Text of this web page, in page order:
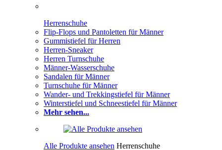
Herrenschuhe
Flip-Flops und Pantoletten für Männer
Gummistiefel für Herren
Herren-Sneaker
Herren Turnschuhe
Männer-Wasserschuhe
Sandalen für Männer
Turnschuhe für Männer
Wander- und Trekkingstiefel für Männer
Winterstiefel und Schneestiefel für Männer
Mehr sehen...
Alle Produkte ansehen Herrenschuhe